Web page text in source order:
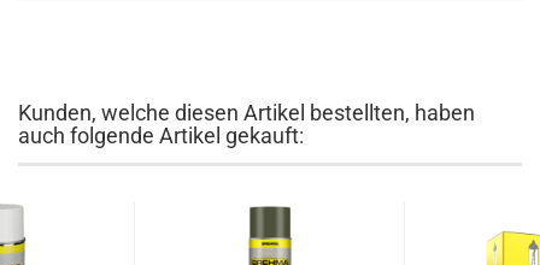
Kunden, welche diesen Artikel bestellten, haben
auch folgende Artikel gekauft: